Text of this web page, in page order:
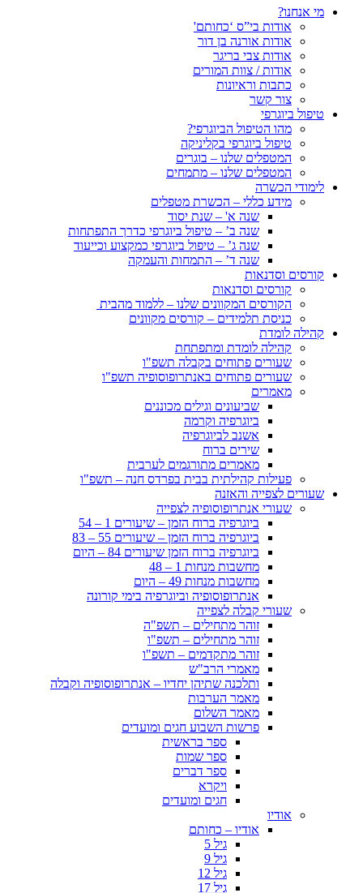
מי אנחנו?
אודות בי”ס ‘כחותם'
אודות אורנה בן דור
אודות צבי בריגר
אודות / צוות המורים
כתבות וראיונות
צור קשר
טיפול ביוגרפי
מהו הטיפול הביוגרפי?
טיפול ביוגרפי בקליניקה
המטפלים שלנו – בוגרים
המטפלים שלנו – מתמחים
לימודי הכשרה
מידע כללי – הכשרת מטפלים
שנה א' – שנת יסוד
שנה ב’ – טיפול ביוגרפי כדרך התפתחות
שנה ג’ – טיפול ביוגרפי כמקצוע וכייעוד
שנה ד’ – התמחות והעמקה
קורסים וסדנאות
קורסים וסדנאות
הקורסים המקוונים שלנו – ללמוד מהבית
כניסת תלמידים – קורסים מקוונים
קהילה לומדת
קהילה לומדת ומתפתחת
שעורים פתוחים בקבלה תשפ"ו
שעורים פתוחים באנתרופוסופיה תשפ"ו
מאמרים
שביעונים וגילים מכוננים
ביוגרפיה וקרמה
אשנב לביוגרפיה
שירים ברוח
מאמרים מתורגמים לערבית
פעילות קהילתית בבית בפרדס חנה – תשפ"ו
שעורים לצפייה והאזנה
שעורי אנתרופוסופיה לצפייה
ביוגרפיה ברוח הזמן – שיעורים 1 – 54
ביוגרפיה ברוח הזמן – שיעורים 55 – 83
ביוגרפיה ברוח הזמן שיעורים 84 – היום
מחשבות מנחות 1 – 48
מחשבות מנחות 49 – היום
אנתרופוסופיה וביוגרפיה בימי קורונה
שעורי קבלה לצפייה
זוהר מתחילים – תשפ"ה
זוהר מתחילים – תשפ"ו
זוהר מתקדמים – תשפ"ו
מאמרי הרב"ש
ותלכנה שתיהן יחדיו – אנתרופוסופיה וקבלה
מאמר הערבות
מאמר השלום
פרשות השבוע חגים ומועדים
ספר בראשית
ספר שמות
ספר דברים
ויקרא
חגים ומועדים
אודיו
אודיו – כחותם
גיל 5
גיל 9
גיל 12
גיל 17